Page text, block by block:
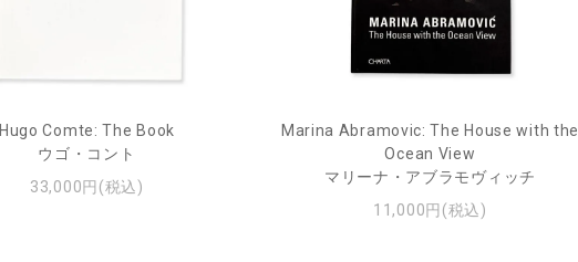
Hugo Comte: The Book
ウゴ・コント
33,000円(税込)
Marina Abramovic: The House with the
Ocean View
マリーナ・アブラモヴィッチ
11,000円(税込)